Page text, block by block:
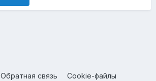
Обратная связь Cookie-файлы